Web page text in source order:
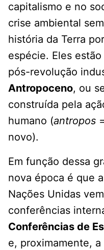
capitalismo e no
crise ambiental
história da Terra
espécie. Eles
pós-revolução
Antropoceno, ou
construída pela
humano (antropos
novo).
Em função dessa
nova época é que
Nações Unidas
conferências
Conferências de
e, proximamente, a